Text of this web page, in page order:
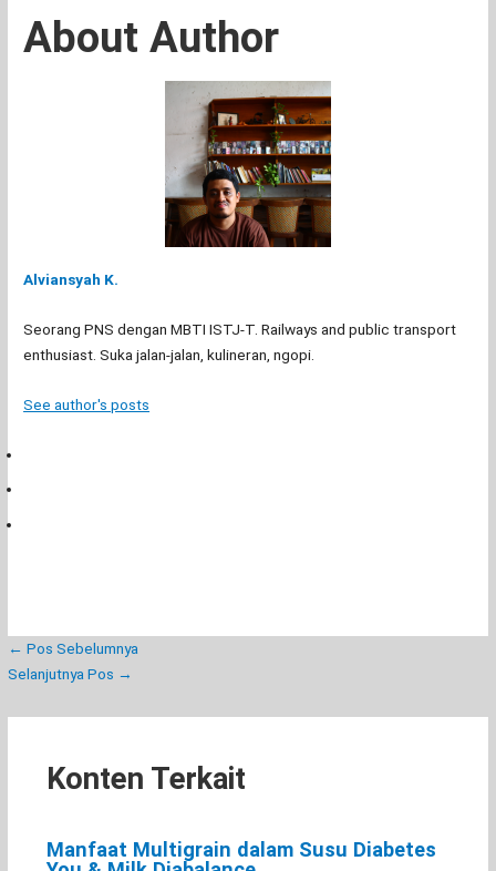
About Author
Alviansyah K.
Seorang PNS dengan MBTI ISTJ-T. Railways and public transport
enthusiast. Suka jalan-jalan, kulineran, ngopi.
See author's posts
← Pos Sebelumnya
Selanjutnya Pos →
Konten Terkait
Manfaat Multigrain dalam Susu Diabetes